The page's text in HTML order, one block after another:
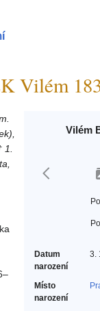
Vilém
Vilém
Datum
narození
3.
Místo
narození